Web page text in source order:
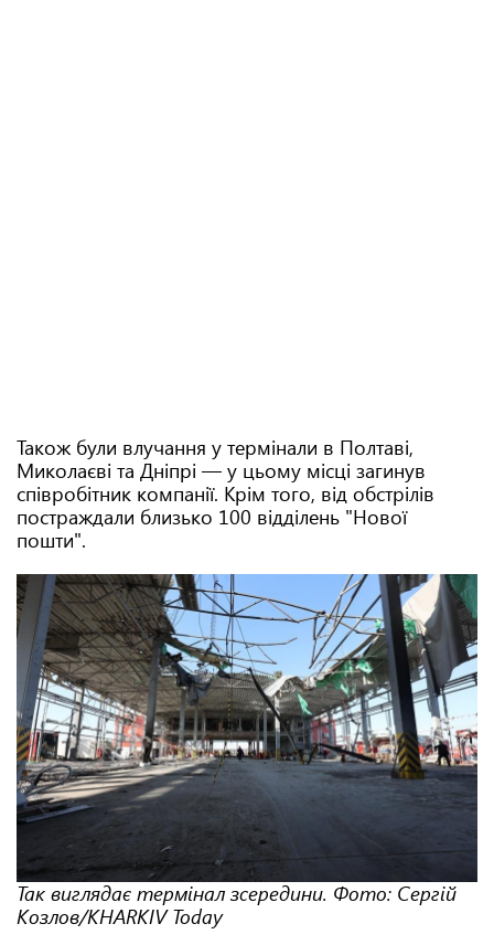
Також були влучання у термінали в Полтаві,
Миколаєві та Дніпрі — у цьому місці загинув
співробітник компанії. Крім того, від обстрілів
постраждали близько 100 відділень "Нової
пошти".
Так виглядає термінал зсередини. Фото: Сергій
Козлов/KHARKIV Today